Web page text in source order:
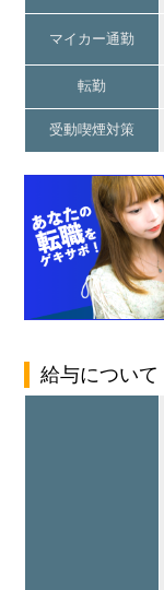
マイカー通勤
転勤
受動喫煙対策
給与について